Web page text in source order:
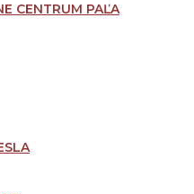
CENTRUM PAĽA